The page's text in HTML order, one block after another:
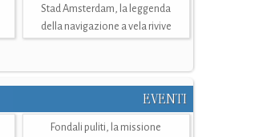
Stad Amsterdam, la leggenda
della navigazione a vela rivive
EVENTI
Fondali puliti, la missione